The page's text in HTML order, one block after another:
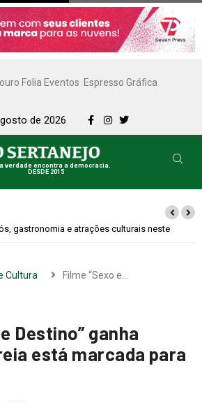
Folia Eventos Espresso Gráfica
de 2026
verdade encontra a democracia.
DESDE 2015
e conspiração em um suspense imprevisível
Cultura Filme “Sexo e…
Destino” ganha
está marcada para